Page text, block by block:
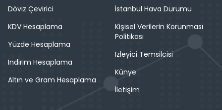
Döviz Çevirici
KDV Hesaplama
Yüzde Hesaplama
İndirim Hesaplama
Altın ve Gram Hesaplama
İstanbul Hava Durumu
Kişisel Verilerin Korunması
Politikası
İzleyici Temsilcisi
Künye
İletişim